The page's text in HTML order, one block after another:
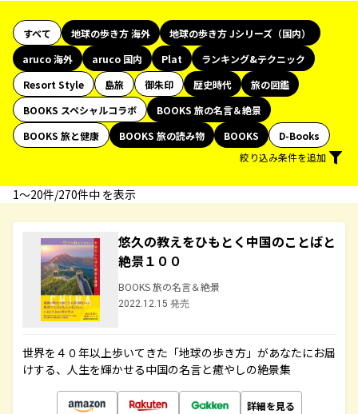
すべて 地球の歩き方 海外
地球の歩き方 Jシリーズ（国内）
aruco 海外
aruco 国内 Plat
ランキング&テクニック
Resort Style
島旅 御朱印 歴史時代
旅の図鑑
BOOKS スペシャルコラボ
BOOKS 旅の名言＆絶景
BOOKS 旅と健康
BOOKS 旅の読み物 BOOKS
D-Books
絞り込み条件を追加
1〜20件/270件中 を表示
悠久の教えをひもとく中国のことばと
絶景１００
BOOKS 旅の名言＆絶景
2022.12.15 発売
世界を４０年以上歩いてきた「地球の歩き方」があなたにお届
けする、人生を輝かせる中国の名言と癒やしの絶景集
詳細を見る